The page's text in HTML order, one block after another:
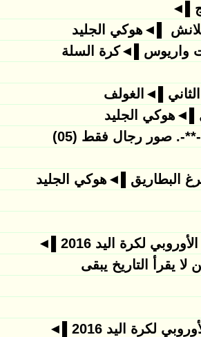
▌◄هوكي الجليد
واريوس▌◄كرة السلة
الجليد
البطاريق▌◄هوكي الجليد
لكرة اليد 2016▌◄
اليد 2016▌◄